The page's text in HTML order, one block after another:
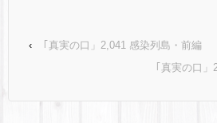
‹
｢真実の口」2,041 感染列島・前編
｢真実の口」